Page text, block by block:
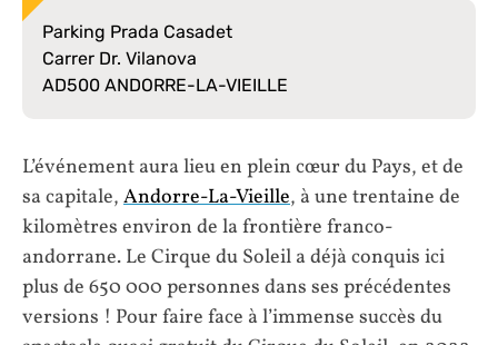
Parking Prada Casadet
Carrer Dr. Vilanova
AD500 ANDORRE-LA-VIEILLE
L’événement aura lieu en plein cœur du Pays, et de
sa capitale, Andorre-La-Vieille, à une trentaine de
kilomètres environ de la frontière franco-
andorrane. Le Cirque du Soleil a déjà conquis ici
plus de 650 000 personnes dans ses précédentes
versions ! Pour faire face à l’immense succès du